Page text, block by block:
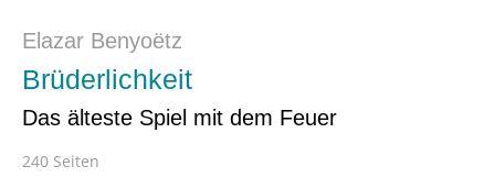
Elazar Benyoëtz
Brüderlichkeit
Das älteste Spiel mit dem Feuer
240 Seiten